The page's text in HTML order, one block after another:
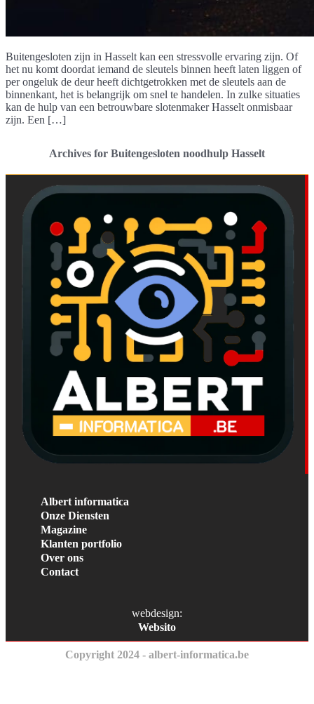
Buitengesloten zijn in Hasselt kan een stressvolle ervaring zijn. Of
het nu komt doordat iemand de sleutels binnen heeft laten liggen of
per ongeluk de deur heeft dichtgetrokken met de sleutels aan de
binnenkant, het is belangrijk om snel te handelen. In zulke situaties
kan de hulp van een betrouwbare slotenmaker Hasselt onmisbaar
zijn. Een […]
Archives for Buitengesloten noodhulp Hasselt
Albert informatica
Onze Diensten
Magazine
Klanten portfolio
Over ons
Contact
webdesign:
Websito
Copyright 2024 - albert-informatica.be